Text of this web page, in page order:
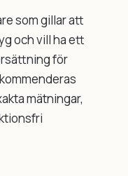
som gillar att
och vill ha ett
för
mätningar,